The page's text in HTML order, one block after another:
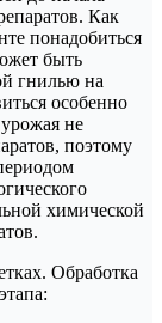
Как
понадобиться
быть
гнилью на
особенно
не
поэтому
химической
Обработка